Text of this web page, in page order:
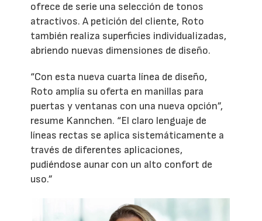
ofrece de serie una selección de tonos
atractivos. A petición del cliente, Roto
también realiza superficies individualizadas,
abriendo nuevas dimensiones de diseño.
“Con esta nueva cuarta línea de diseño,
Roto amplía su oferta en manillas para
puertas y ventanas con una nueva opción”,
resume Kannchen. “El claro lenguaje de
líneas rectas se aplica sistemáticamente a
través de diferentes aplicaciones,
pudiéndose aunar con un alto confort de
uso.”